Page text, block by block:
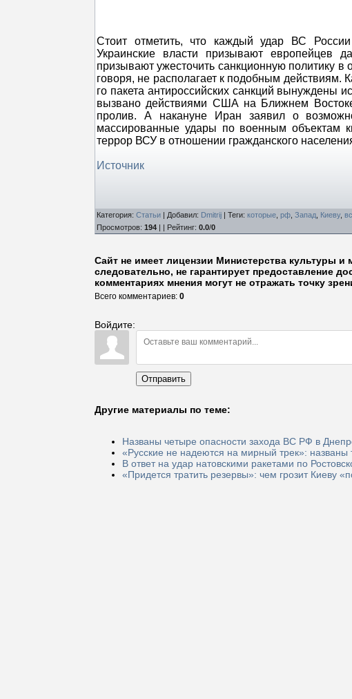
Стоит отметить, что каждый удар ВС
Украинские власти призывают
призывают ужесточить санкционную политику
говоря, не располагает к подобным действиям.
го пакета антироссийских санкций вынуждены
вызвано действиями США на Ближнем
пролив. А накануне Иран заявил о
массированные удары по военным объектам
террор ВСУ в отношении гражданского
Источник
Категория: Статьи | Добавил: Dmitrij | Теги: которые рф Запад Киеву, вс
Просмотров: 194 | | Рейтинг: 0.0/0
Сайт не имеет лицензии Министерства культуры
следовательно, не гарантирует предоставление
комментариях мнения могут не отражать точку
Всего комментариев: 0
Войдите:
Отправить
Другие материалы по теме:
Названы четыре опасности захода ВС РФ в
«Русские не надеются на мирный трек»:
В ответ на удар натовскими ракетами по
«Придется тратить резервы»: чем грозит Киеву